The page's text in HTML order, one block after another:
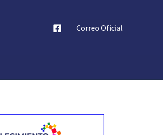
Correo Oficial